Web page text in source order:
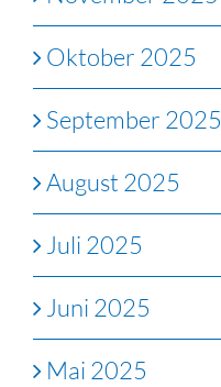
Oktober 2025
September 2025
August 2025
Juli 2025
Juni 2025
Mai 2025